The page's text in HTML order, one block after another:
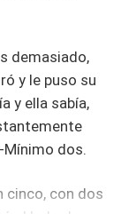
demasiado,
y le puso su
y ella sabía,
Mínimo dos.
cinco, con dos